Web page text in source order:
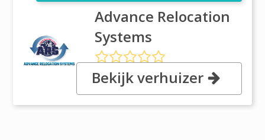
Advance Relocation
Systems
, 11500 Crossroads Circle, 21220
Baltimore, MD
Bekijk verhuizer